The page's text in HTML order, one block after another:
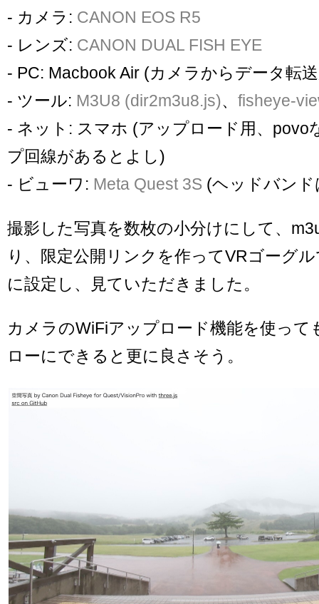
- カメラ: CANON EOS R5
- レンズ: CANON DUAL FISH EYE
- PC: Macbook Air (カメラからデータ転
- ツール: M3U8 (dir2m3u8.js)、 fisheye-
- ネット: スマホ (アップロード用、povo
プ回線があるとよし)
- ビューワ: Meta Quest 3S (ヘッドバンド
撮影した写真を数枚の小分けにして、
り、限定公開リンクを作ってVRゴーグ
に設定し、見ていただきました。
カメラのWiFiアップロード機能を使って
ローにできると更に良さそう。